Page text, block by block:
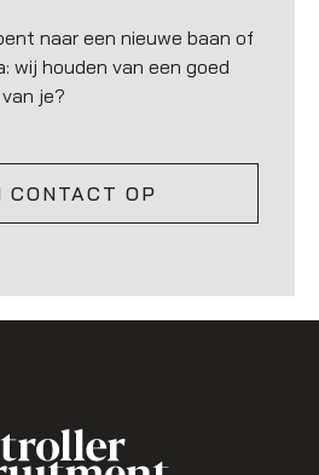
naar een nieuwe baan of
wij houden van een goed
je?
CONTACT OP